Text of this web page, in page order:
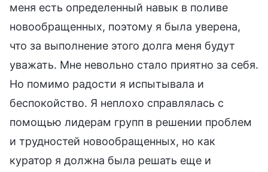
меня есть определенный навык в поливе
новообращенных, поэтому я была уверена,
что за выполнение этого долга меня будут
уважать. Мне невольно стало приятно за себя.
Но помимо радости я испытывала и
беспокойство. Я неплохо справлялась с
помощью лидерам групп в решении проблем
и трудностей новообращенных, но как
куратор я должна была решать еще и